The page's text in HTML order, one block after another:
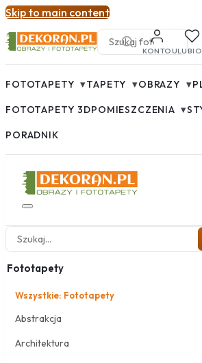
Skip to main content
KONTO
FOTOTAPETY ▾TAPETY ▾OBRAZY ▾
FOTOTAPETY 3DPOMIESZCZENIA ▾
PORADNIK
Fototapety
Wszystkie: Fototapety
Abstrakcja
Architektura